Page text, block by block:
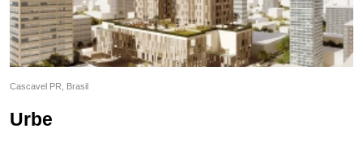
Cascavel PR, Brasil
Urbe